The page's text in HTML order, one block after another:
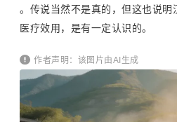
。传说当然不是真的，但这也说明
医疗效用，是有一定认识的。
作者声明：该图片由AI生成